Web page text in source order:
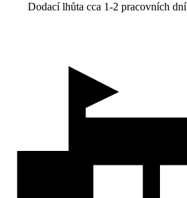
Dodací lhůta cca 1-2 pracovních dní